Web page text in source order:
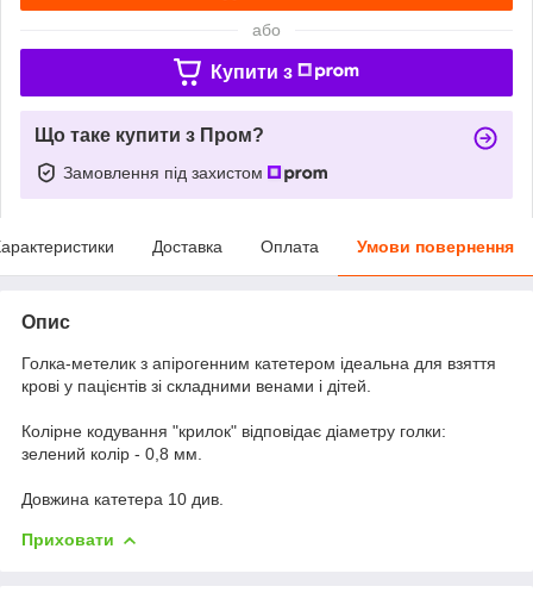
або
Купити з
Що таке купити з Пром?
Замовлення під захистом
Доставка Оплата Умови повернення
Опис
Голка-метелик з апірогенним катетером ідеальна для взяття
крові у пацієнтів зі складними венами і дітей.
Колірне кодування "крилок" відповідає діаметру голки:
зелений колір - 0,8 мм.
Довжина катетера 10 див.
Приховати